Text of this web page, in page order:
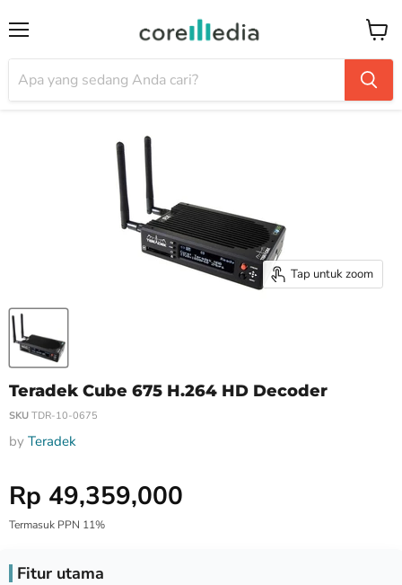
Tap untuk zoom
Teradek Cube 675 H.264 HD Decoder
SKU TDR-10-0675
by Teradek
Harga Special
Rp 49,359,000
Termasuk PPN 11%
Fitur utama